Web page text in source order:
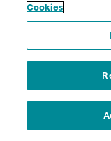
Cookies